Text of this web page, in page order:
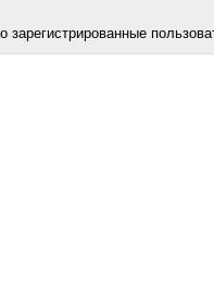
зарегистрированные